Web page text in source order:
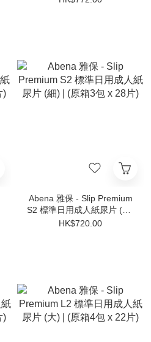
Abena 雅保 - Slip Premium
S2 標準日用成人紙尿片 (細)
| (原箱3包 x 28片)
HK$720.00